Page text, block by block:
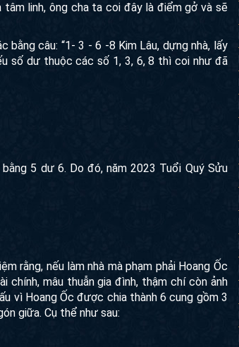
linh, ông cha ta coi đây là điểm gở và sẽ
câu: “1- 3 - 6 -8 Kim Lâu, dựng nhà, lấy
số dư thuộc các số 1, 3, 6, 8 thì coi như đã
5 dư 6. Do đó, năm 2023 Tuổi Quý Sửu
rằng, nếu làm nhà mà phạm phải Hoang Ốc
mâu thuẫn gia đình, thậm chí còn ảnh
vì Hoang Ốc được chia thành 6 cung gồm 3
giữa. Cụ thể như sau: